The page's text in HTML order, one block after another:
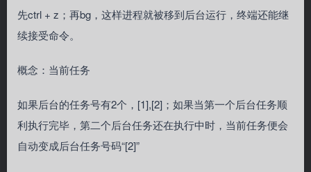
先ctrl + z；再bg，这样进程就被移到后台运行，终端还能继
续接受命令。
概念：当前任务
如果后台的任务号有2个，[1],[2]；如果当第一个后台任务顺
利执行完毕，第二个后台任务还在执行中时，当前任务便会
自动变成后台任务号码“[2]”